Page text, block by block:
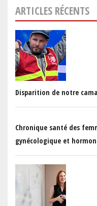
ARTICLES RÉCENTS
Disparition de notre
Chronique santé des
gynécologique et